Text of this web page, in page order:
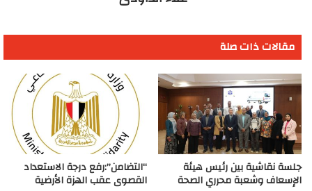
مقالات ذات صلة
جلسة نقاشية بين رئيس هيئة
الإسعاف وشعبة محرري الصحة
“التضامن”:رفع درجة الاستعداد
القصوى عقب الهزة الأرضية